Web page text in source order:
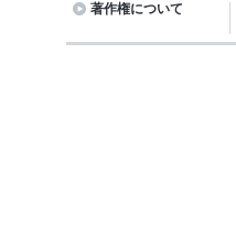
著作権について